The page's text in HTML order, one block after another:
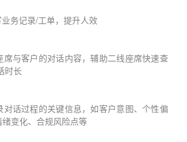
务记录/工单，提升人效
席与客户的对话内容，辅助二线座席快速查
时长
对话过程的关键信息，如客户意图、个性偏
变化、合规风险点等